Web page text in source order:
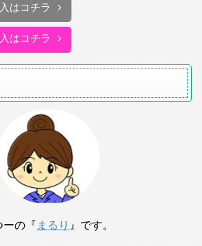
はコチラ
はコチラ
ーの『 まるり 』です。